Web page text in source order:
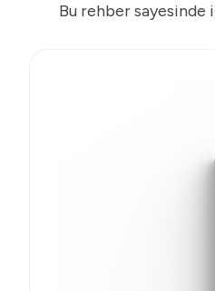
Bu rehber sayesinde